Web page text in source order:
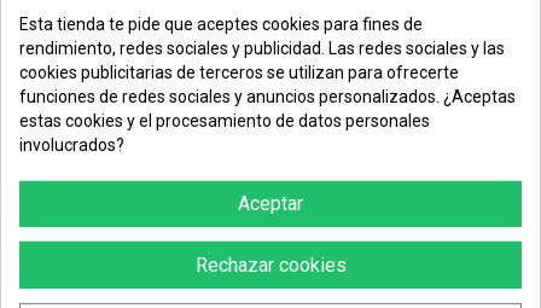
Electrobomba Sumergible 1Cv SILVER-100 M
Esta tienda te pide que aceptes cookies para fines de
rendimiento, redes sociales y publicidad. Las redes sociales y las
cookies publicitarias de terceros se utilizan para ofrecerte
funciones de redes sociales y anuncios personalizados. ¿Aceptas
estas cookies y el procesamiento de datos personales
involucrados?
Aceptar
Rechazar cookies